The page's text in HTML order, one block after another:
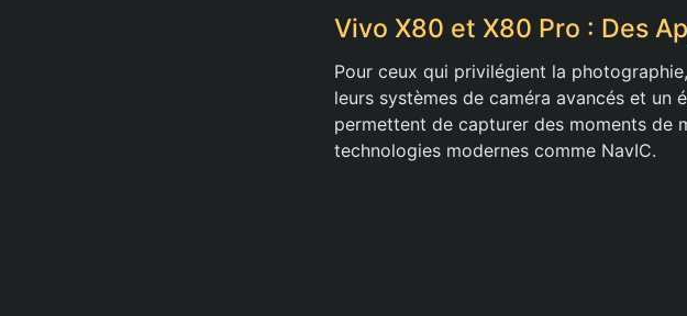
Vivo X80 et X80 Pro : Des
Pour ceux qui privilégient la
leurs systèmes de caméra avancés et un
permettent de capturer des moments de
technologies modernes comme NavIC.